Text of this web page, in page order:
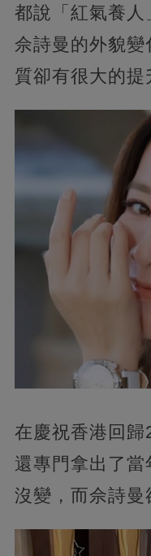
都說「紅氣養人
佘詩曼的外貌
質卻有很大的提
在慶祝香港回歸
還專門拿出了
沒變，而佘詩曼